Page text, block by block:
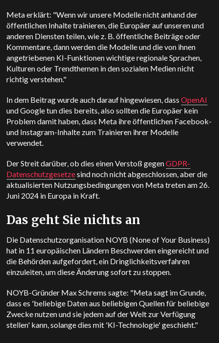
Meta erklärt: "Wenn wir unsere Modelle nicht anhand der
öffentlichen Inhalte trainieren, die Europäer auf unseren und
anderen Diensten teilen, wie z. B. öffentliche Beiträge oder
Kommentare, dann werden die Modelle und die von ihnen
angetriebenen KI-Funktionen wichtige regionale Sprachen,
Kulturen oder Trendthemen in den sozialen Medien nicht
richtig verstehen."
In dem Beitrag wurde auch darauf hingewiesen, dassOpenAI
und Google tun dies bereits, also sollten die Europäer kein
Problem damit haben, dass Meta ihre öffentlichen Facebook-
und Instagram-Inhalte zum Trainieren ihrer Modelle
verwendet.
Der Streit darüber, ob dies einen Verstoß gegenGDPR-
Datenschutzgesetzesind noch nicht abgeschlossen, aber die
aktualisierten Nutzungsbedingungen von Meta treten am 26.
Juni 2024 in Europa in Kraft.
Das geht Sie nichts an
Die Datenschutzorganisation NOYB (None of Your Business)
hat in 11 europäischen Ländern Beschwerden eingereicht und
die Behörden aufgefordert, ein Dringlichkeitsverfahren
einzuleiten, um diese Änderung sofort zu stoppen.
NOYB-Gründer Max Schrems sagte: "Meta sagt im Grunde,
dass es 'beliebige Daten aus beliebigen Quellen für beliebige
Zwecke nutzen und sie jedem auf der Welt zur Verfügung
stellen' kann, solange dies mit 'KI-Technologie' geschieht."